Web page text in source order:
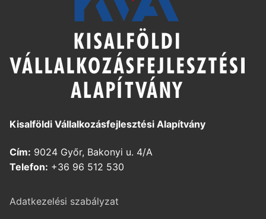
Kisalföldi Vállalkozásfejlesztési Alapítvány
Cím: 9024 Győr, Bakonyi u. 4/A
Telefon: +36 96 512 530
Adatkezelési szabályzat